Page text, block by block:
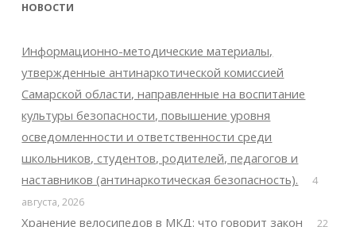
НОВОСТИ
Информационно-методические материалы,
утвержденные антинаркотической комиссией
Самарской области, направленные на воспитание
культуры безопасности, повышение уровня
осведомленности и ответственности среди
школьников, студентов, родителей, педагогов и
наставников (антинаркотическая безопасность).
4
августа, 2026
Хранение велосипедов в МКД: что говорит закон 22